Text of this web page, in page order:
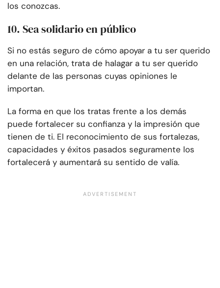
los conozcas.
10. Sea solidario en público
Si no estás seguro de cómo apoyar a tu ser querido
en una relación, trata de halagar a tu ser querido
delante de las personas cuyas opiniones le
importan.
La forma en que los tratas frente a los demás
puede fortalecer su confianza y la impresión que
tienen de ti. El reconocimiento de sus fortalezas,
capacidades y éxitos pasados seguramente los
fortalecerá y aumentará su sentido de valía.